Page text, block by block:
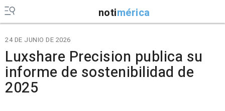
notimérica
24 DE JUNIO DE 2026
Luxshare Precision publica su
informe de sostenibilidad de
2025